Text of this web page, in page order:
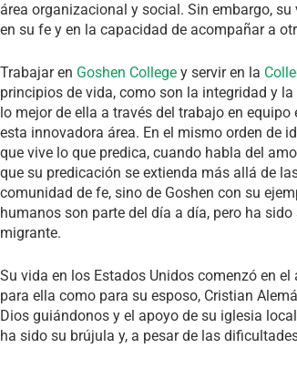
área organizacional y social. Sin embargo,
en su fe y en la capacidad de acompañar a
Trabajar en Goshen College y servir en la
principios de vida, como son la integridad y
lo mejor de ella a través del trabajo en
esta innovadora área. En el mismo orden de
que vive lo que predica, cuando habla del
que su predicación se extienda más allá de
comunidad de fe, sino de Goshen con su
humanos son parte del día a día, pero ha
migrante.
Su vida en los Estados Unidos comenzó en
para ella como para su esposo, Cristian
Dios guiándonos y el apoyo de su iglesia
ha sido su brújula y, a pesar de las